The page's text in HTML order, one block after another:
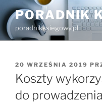
Przejdź
do
treści
PORADNIK
poradnikksiegowy.pl
OPUBLIKOWANE
W
20 WRZEŚNIA 2019
Koszty
do